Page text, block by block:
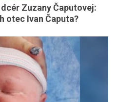
Zuzany Čaputovej:
otec Ivan Čaputa?